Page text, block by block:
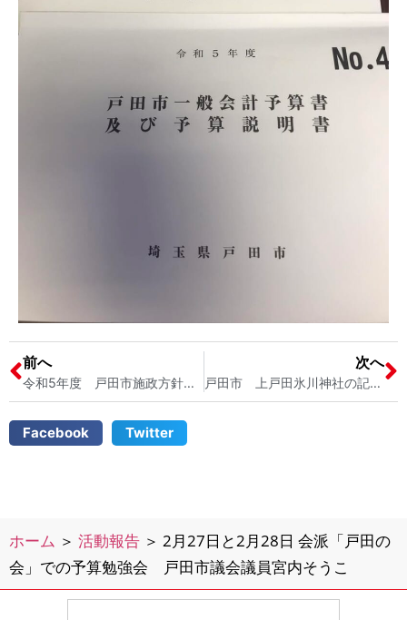
前へ
令和5年度 戸田市施政方針に関する「戸田の会」の会派ヒアリング 戸田南小学校の授業参観と懇談会 戸田市議会議員 2児の母 宮内そうこ
次へ
戸田市 上戸田氷川神社の記念祝賀会 戸田市議会議員 宮内そうこ
Facebook Twitter
ホーム ＞ 活動報告 ＞ 2月27日と2月28日 会派「戸田の
会」での予算勉強会 戸田市議会議員宮内そうこ